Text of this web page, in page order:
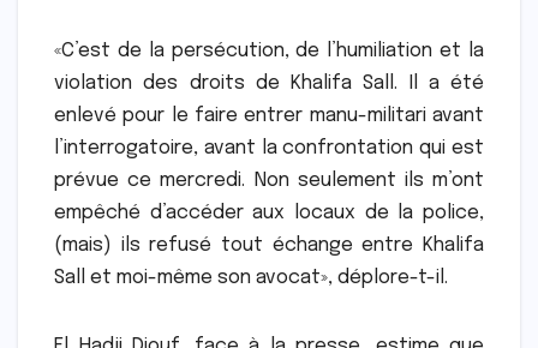
«C’est de la persécution, de l’humiliation et la
violation des droits de Khalifa Sall. Il a été
enlevé pour le faire entrer manu-militari avant
l’interrogatoire, avant la confrontation qui est
prévue ce mercredi. Non seulement ils m’ont
empêché d’accéder aux locaux de la police,
(mais) ils refusé tout échange entre Khalifa
Sall et moi-même son avocat», déplore-t-il.